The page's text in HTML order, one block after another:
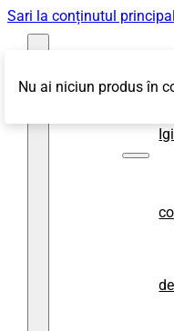
Sari la conținutul principal
Nu ai niciun produs în